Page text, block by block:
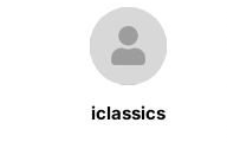
iclassics